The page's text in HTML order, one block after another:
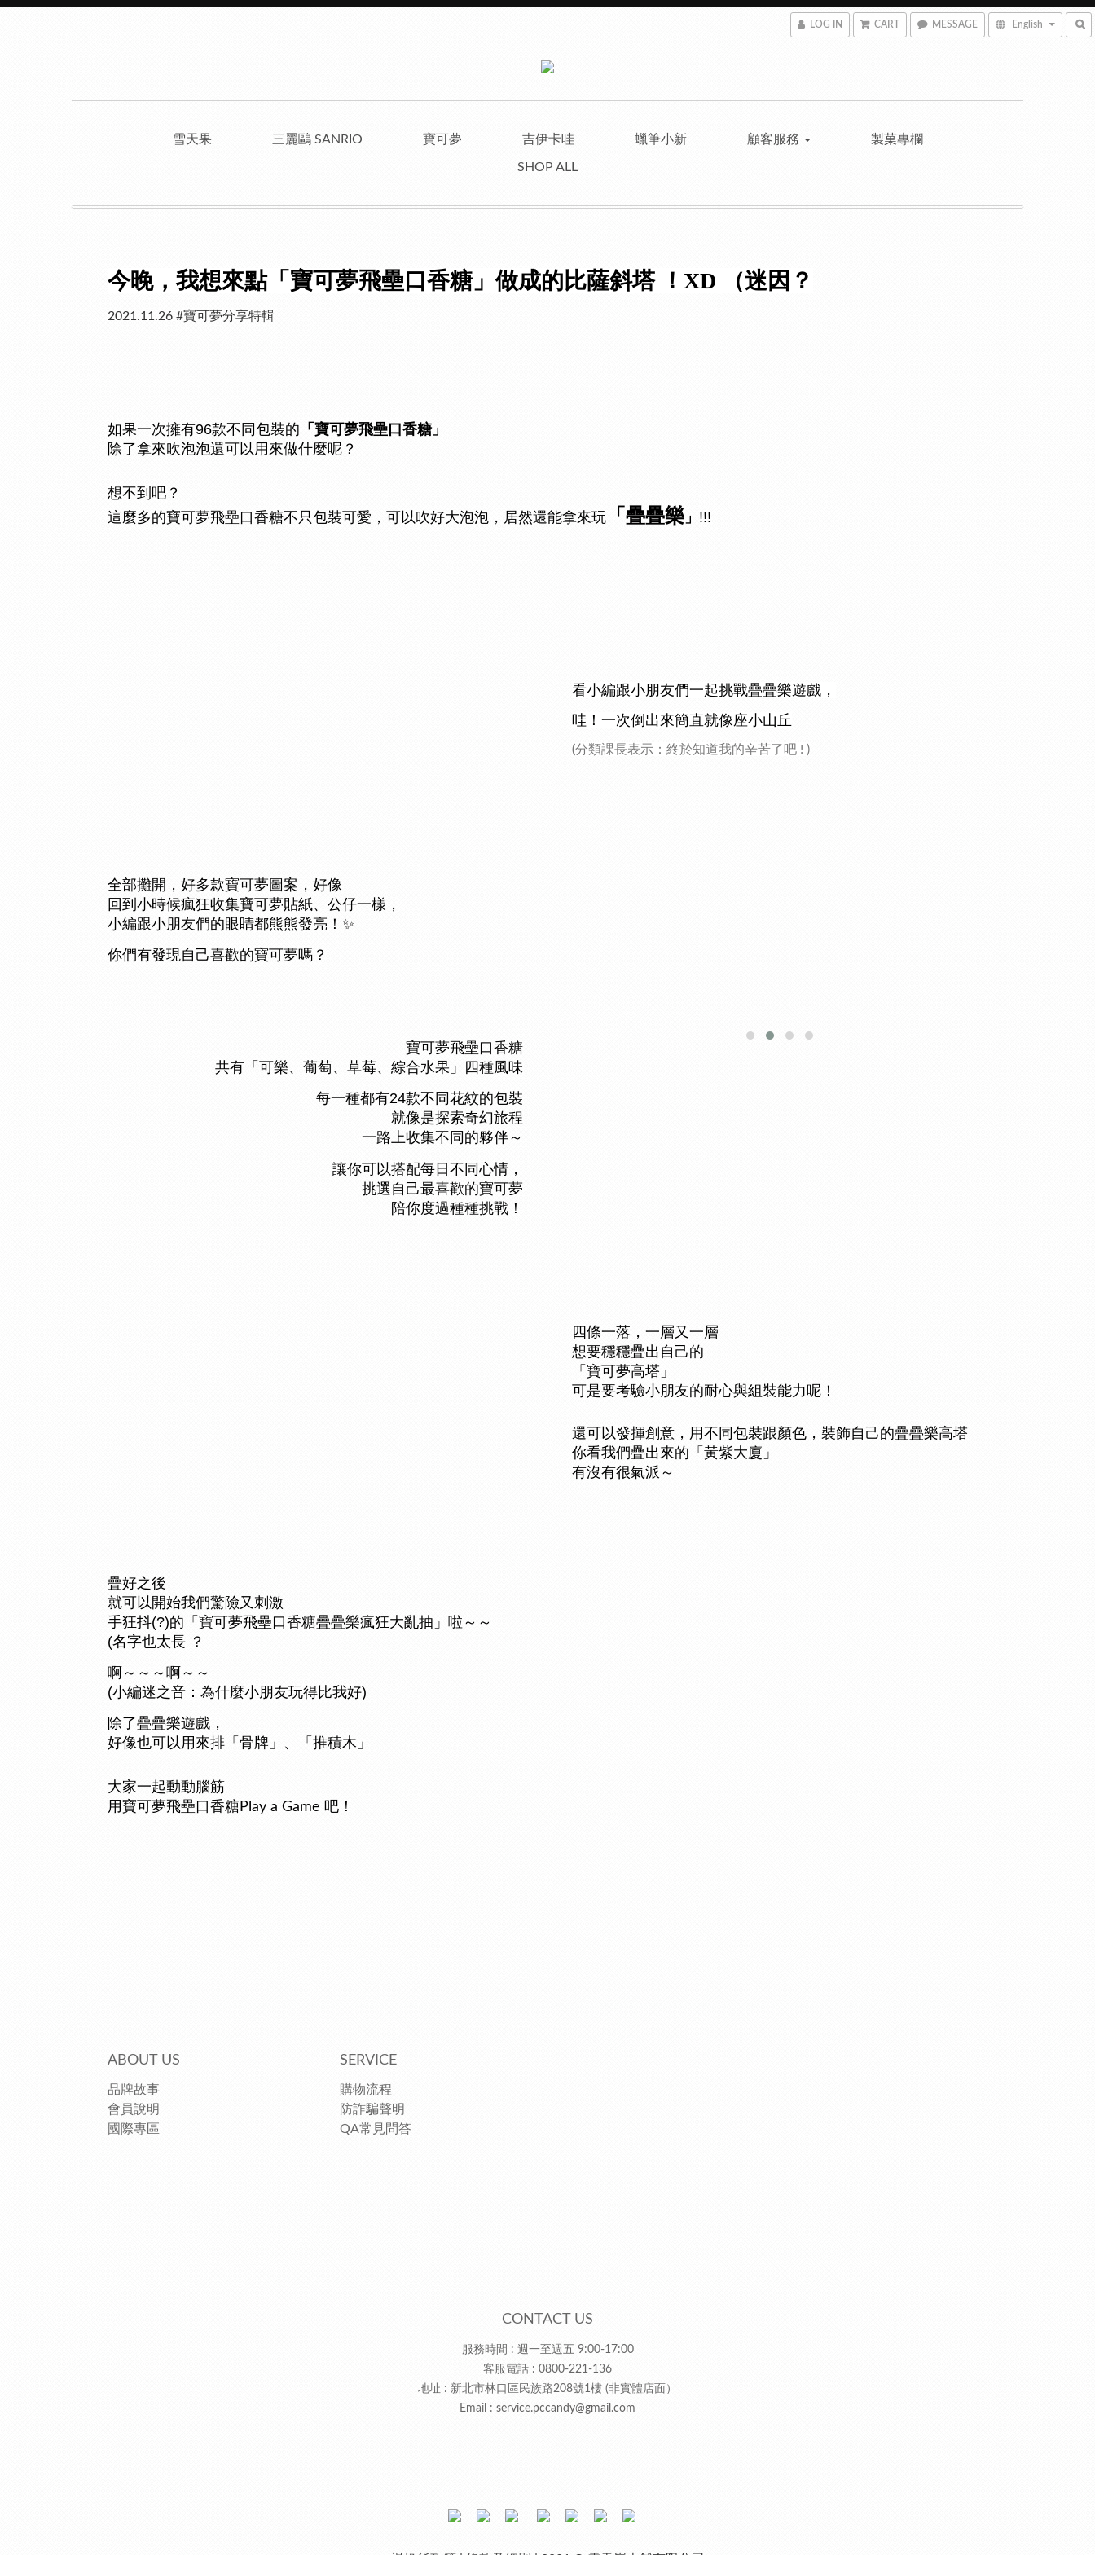
LOG IN CART MESSAGE English
雪天果 三麗鷗 SANRIO 寶可夢 吉伊卡哇 蠟筆小新 顧客服務 製菓專欄
SHOP ALL
今晚，我想來點「寶可夢飛壘口香糖」做成的比薩斜塔 ！XD （迷因？
2021.11.26 #寶可夢分享特輯
如果一次擁有96款不同包裝的
「寶可夢飛壘口香糖」
除了拿來吹泡泡還可以用來做什麼呢？
想不到吧？
這麼多的寶可夢飛壘口香糖不只包裝可愛，可以吹好大泡泡，居然還能拿來玩
「疊疊樂 」 !!!
看小編跟小朋友們一起挑戰疊疊樂遊戲，
哇！一次倒出來簡直就像座小山丘
(分類課長表示：終於知道我的辛苦了吧 ! )
全部攤開，好多款寶可夢圖案， 好像
回到小時候瘋狂收集寶可夢貼紙、公仔一樣，
小編跟小朋友們的眼睛都熊熊發亮！✨
你們有發現自己喜歡的寶可夢嗎？
寶可夢飛壘口香糖
共有「可樂、葡萄、草莓、綜合水果」四種風味
每一種都有24款不同花紋的包裝
就像是探索奇幻旅程
一路上收集不同的夥伴～
讓你可以搭配每日不同心情，
挑選自己最喜歡的寶可夢
陪你度過種種挑戰！
四條一落，一層又一層
想要穩穩疊出自己的
「寶可夢高塔」
可是要考驗小朋友的耐心與組裝能力呢！
還可以發揮創意，用不同包裝跟顏色，裝飾自己的疊疊樂高塔
你看我們疊出來的「黃紫大廈」
有沒有很氣派～
疊好之後
就可以開始我們驚險又刺激
手狂抖(?)的「寶可夢飛壘口香糖疊疊樂瘋狂大亂抽」啦～～
(名字也太長 ？
啊～～～啊～～
(小編迷之音：為什麼小朋友玩得比我好)
除了疊疊樂遊戲，
好像也可以用來排「骨牌」、「推積木」
大家一起動動腦筋
用寶可夢飛壘口香糖Play a Game 吧！
ABOUT US
品牌故事
會員說明
國際專區
SERVICE
購物流程
防詐騙聲明
QA常見問答
CONTACT US
服務時間 : 週一至週五 9:00-17:00
客服電話 : 0800-221-136
地址 : 新北市林口區民族路208號1樓 (非實體店面）
Email : service.pccandy@gmail.com